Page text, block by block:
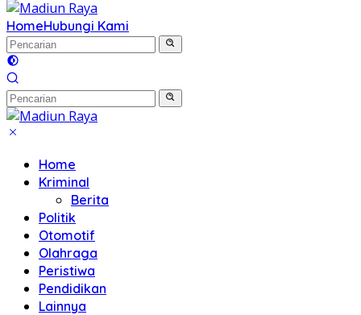
HomeHubungi Kami
Home
Kriminal
Berita
Politik
Otomotif
Olahraga
Peristiwa
Pendidikan
Lainnya